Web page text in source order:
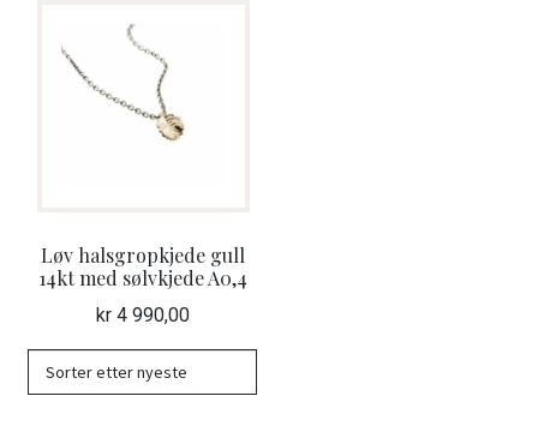
Løv halsgropkjede gull
14kt med sølvkjede A0,4
kr 4 990,00